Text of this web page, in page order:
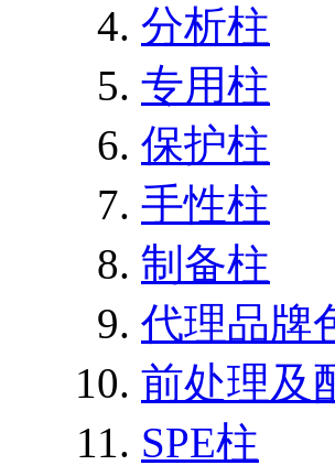
分析柱
专用柱
保护柱
手性柱
制备柱
代理品牌
前处理及
SPE柱